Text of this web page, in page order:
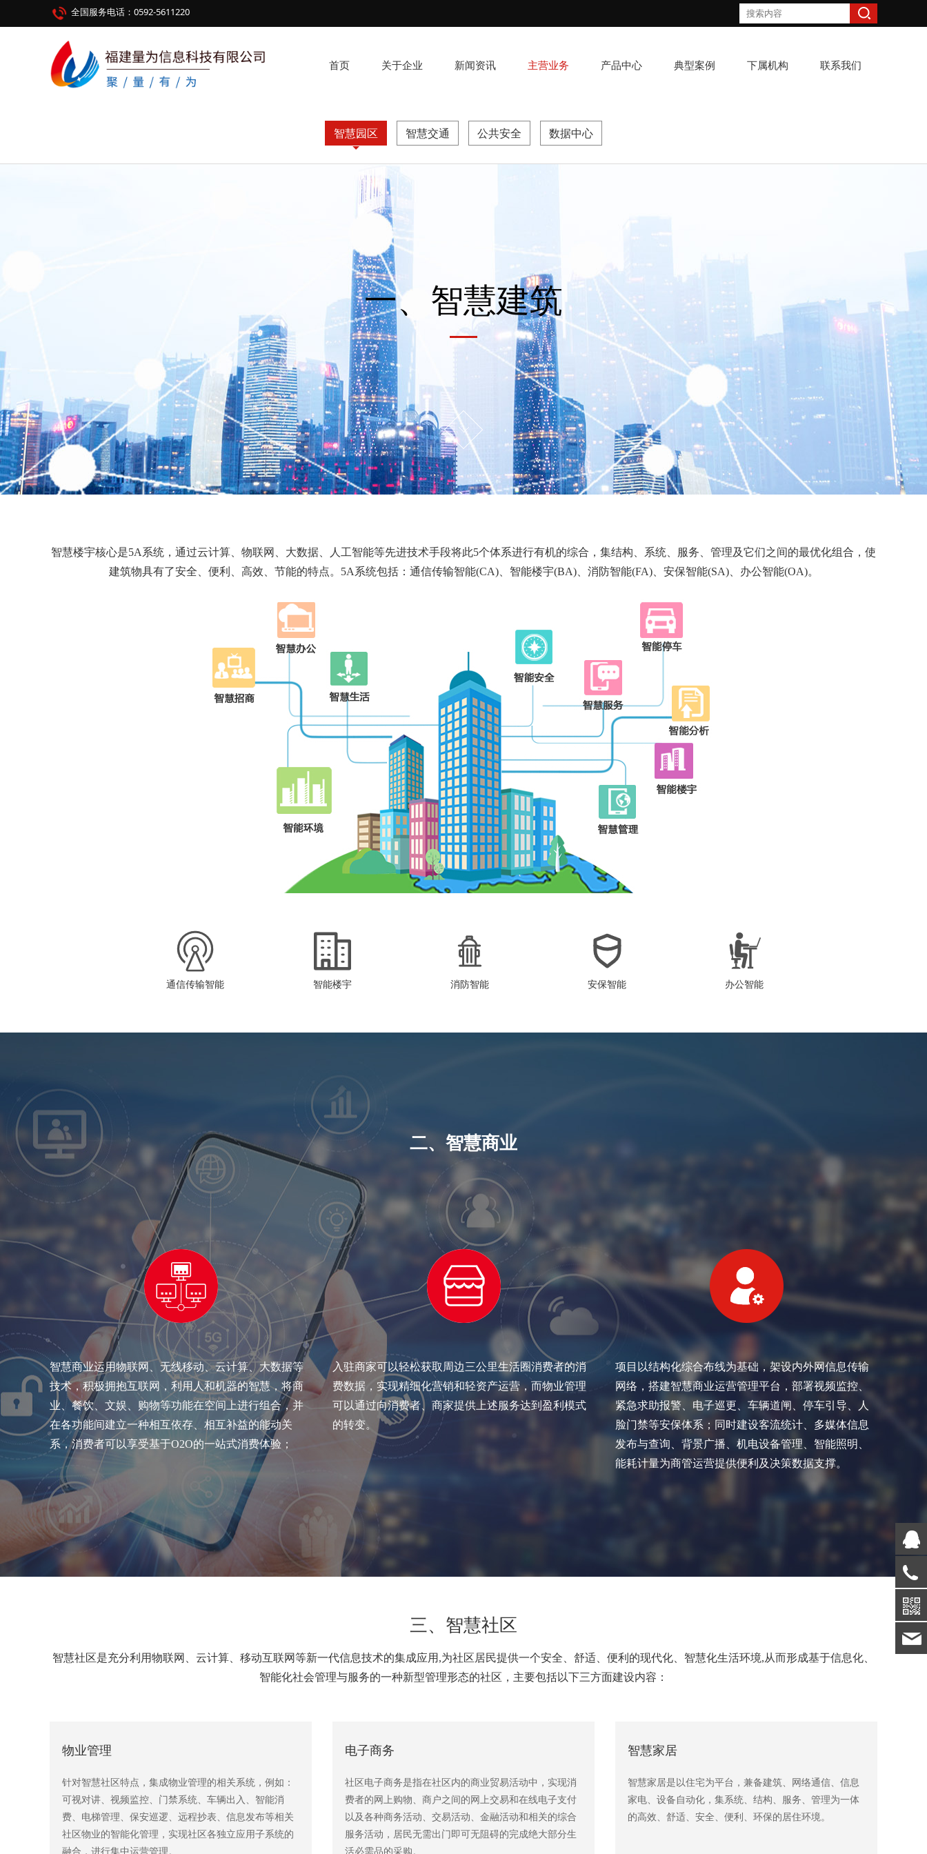
全国服务电话：0592-5611220
首页 关于企业 新闻资讯 主营业务 产品中心 典型案例 下属机构 联系我们
智慧园区 智慧交通 公共安全 数据中心
一、智慧建筑
智慧楼宇核心是5A系统，通过云计算、物联网、大数据、人工智能等先进技术手段将此5个体系进行有机的综合，集结构、系统、服务、管理及它们之间的最优化组合，使
建筑物具有了安全、便利、高效、节能的特点。5A系统包括：通信传输智能(CA)、智能楼宇(BA)、消防智能(FA)、安保智能(SA)、办公智能(OA)。
通信传输智能 智能楼宇 消防智能 安保智能 办公智能
二、智慧商业
智慧商业运用物联网、无线移动、云计算、大数据等
技术，积极拥抱互联网，利用人和机器的智慧，将商
业、餐饮、文娱、购物等功能在空间上进行组合，并
在各功能间建立一种相互依存、相互补益的能动关
系，消费者可以享受基于O2O的一站式消费体验；
入驻商家可以轻松获取周边三公里生活圈消费者的消
费数据，实现精细化营销和轻资产运营，而物业管理
可以通过向消费者、商家提供上述服务达到盈利模式
的转变。
项目以结构化综合布线为基础，架设内外网信息传输
网络，搭建智慧商业运营管理平台，部署视频监控、
紧急求助报警、电子巡更、车辆道闸、停车引导、人
脸门禁等安保体系；同时建设客流统计、多媒体信息
发布与查询、背景广播、机电设备管理、智能照明、
能耗计量为商管运营提供便利及决策数据支撑。
三、智慧社区
智慧社区是充分利用物联网、云计算、移动互联网等新一代信息技术的集成应用,为社区居民提供一个安全、舒适、便利的现代化、智慧化生活环境,从而形成基于信息化、
智能化社会管理与服务的一种新型管理形态的社区，主要包括以下三方面建设内容：
物业管理
针对智慧社区特点，集成物业管理的相关系统，例如：
可视对讲、视频监控、门禁系统、车辆出入、智能消
费、电梯管理、保安巡逻、远程抄表、信息发布等相关
社区物业的智能化管理，实现社区各独立应用子系统的
融合，进行集中运营管理。
电子商务
社区电子商务是指在社区内的商业贸易活动中，实现消
费者的网上购物、商户之间的网上交易和在线电子支付
以及各种商务活动、交易活动、金融活动和相关的综合
服务活动，居民无需出门即可无阻碍的完成绝大部分生
活必需品的采购。
智慧家居
智慧家居是以住宅为平台，兼备建筑、网络通信、信息
家电、设备自动化，集系统、结构、服务、管理为一体
的高效、舒适、安全、便利、环保的居住环境。